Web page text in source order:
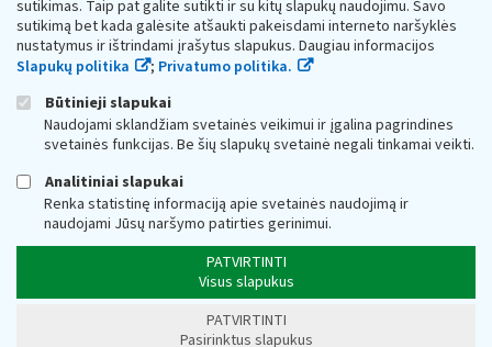
sutikimas. Taip pat galite sutikti ir su kitų slapukų naudojimu. Savo
sutikimą bet kada galėsite atšaukti pakeisdami interneto naršyklės
nustatymus ir ištrindami įrašytus slapukus. Daugiau informacijos
Slapukų politika
; Privatumo politika.
Būtinieji slapukai
Naudojami sklandžiam svetainės veikimui ir įgalina pagrindines
svetainės funkcijas. Be šių slapukų svetainė negali tinkamai veikti.
Analitiniai slapukai
Renka statistinę informaciją apie svetainės naudojimą ir
naudojami Jūsų naršymo patirties gerinimui.
PATVIRTINTI
Visus slapukus
PATVIRTINTI
Pasirinktus slapukus
adresas: Vasario 16-osios g. 14, 01107 Vilnius, Lietuva, el.paštas:
vmi@vmi.lt, E. pristatymo dėžutės adresas 188659752
Duomenys apie Valstybinę mokesčių inspekciją prie Lietuvos
Respublikos finansų ministerijos kaupiami ir saugomi Juridinių